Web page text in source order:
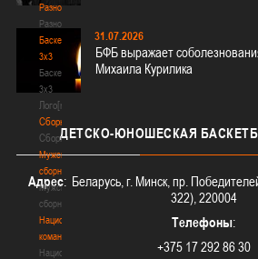
Разное
Разное
Баскетбол
3х3
Баскетбол
3х3
Лого[modid=121]
Сборные
Сборные
Мужские
сборные
Мужские
сборные
Национальная
команда
Национальная
31.07.2026
БФБ выражает
Михаила Курилика
ДЕТСКО-ЮНОШЕСКАЯ
Адрес: Беларусь, г. Минск, пр.
322), 220004
Телефоны:
+375 17 292 86 30